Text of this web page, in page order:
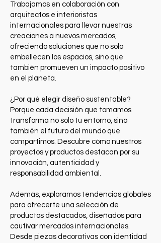
Trabajamos en colaboración con
arquitectos e interioristas
internacionales para llevar nuestras
creaciones a nuevos mercados,
ofreciendo soluciones que no solo
embellecen los espacios, sino que
también promueven un impacto positivo
en el planeta.
¿Por qué elegir diseño sustentable?
Porque cada decisión que tomamos
transforma no solo tu entorno, sino
también el futuro del mundo que
compartimos. Descubre cómo nuestros
proyectos y productos destacan por su
innovación, autenticidad y
responsabilidad ambiental.
Además, exploramos tendencias globales
para ofrecerte una selección de
productos destacados, diseñados para
cautivar mercados internacionales.
Desde piezas decorativas con identidad